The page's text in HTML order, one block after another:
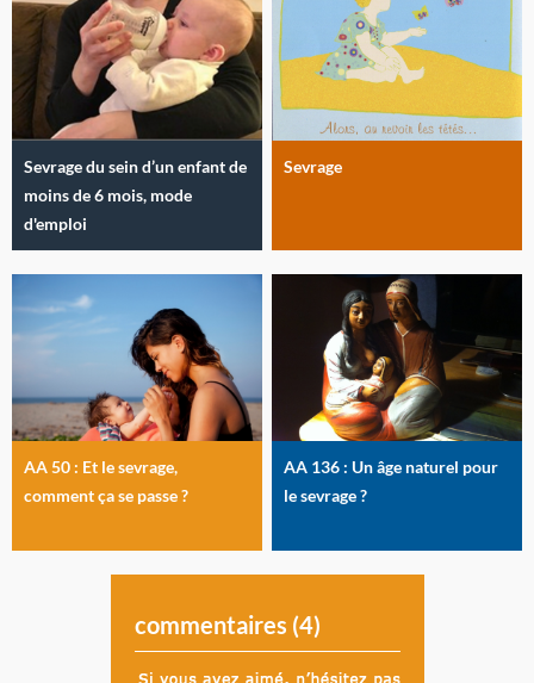
Sevrage du sein d’un enfant de
moins de 6 mois, mode
d'emploi
Sevrage
AA 50 : Et le sevrage,
comment ça se passe ?
AA 136 : Un âge naturel pour
le sevrage ?
commentaires (4)